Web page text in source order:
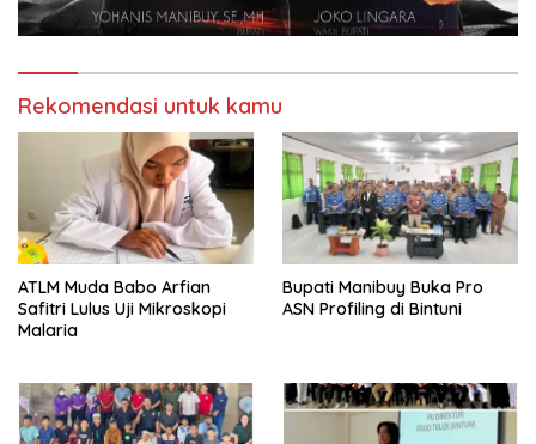
Rekomendasi untuk kamu
ATLM Muda Babo Arfian
Safitri Lulus Uji Mikroskopi
Malaria
Bupati Manibuy Buka Pro
ASN Profiling di Bintuni